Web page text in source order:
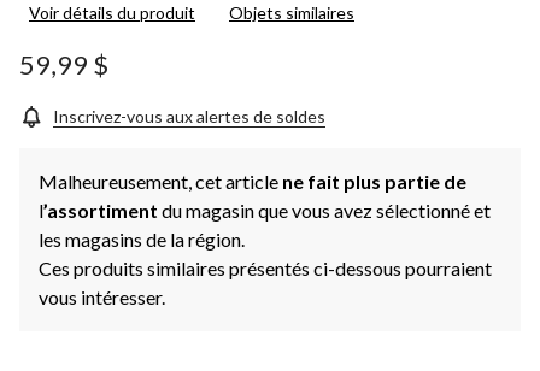
Voir détails du produit Objets similaires
59,99 $
Inscrivez-vous aux alertes de soldes
Malheureusement, cet article ne fait plus partie de
l’assortiment du magasin que vous avez sélectionné et
les magasins de la région.
Ces produits similaires présentés ci-dessous pourraient
vous intéresser.